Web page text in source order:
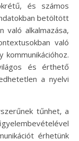
és számos
betöltött
való alkalmazása,
való
kommunikációhoz.
és érthető
a nyelvi
tűnhet, a
érhetünk